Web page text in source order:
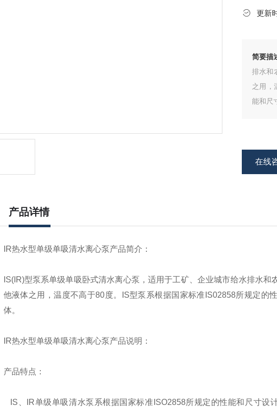
更新
简要描
排水和
之用，
能和尺
在线
产品详情
IR热水型单级单吸清水离心泵产品简介：
IS(IR)型泵系单级单吸卧式清水离心泵，适用于工矿、企业城市给水排水和
他液体之用，温度不高于80度。 IS型泵系根据国家标准 IS02858所规定的
体。
IR热水型单级单吸清水离心泵产品说明：
产品特点：
IS IR单级单吸清水泵系根据国家标准 ISO2858所规定的性能和尺寸设